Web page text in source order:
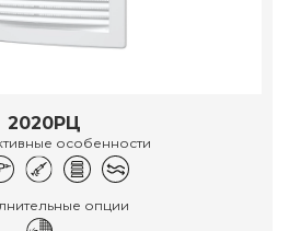
2020РЦ
особенности
опции